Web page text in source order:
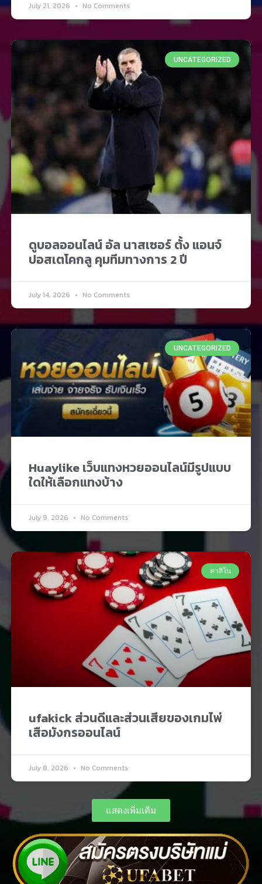
July 21, 2026 No Comments
UNCATEGORIZED
ดูบอลออนไลน์ อัล นาสเซอร์ ตั้ง แอนจ์
ปอสเตโคกลู คุมทีมทางการ 2 ปี
July 14, 2026 No Comments
UNCATEGORIZED
Huaylike เว็บแทงหวยออนไลน์มีรูปแบบ
ใดให้เลือกแทงบ้าง
July 9, 2026 No Comments
คาสิโน
ufakick ส่วนดีและส่วนเสียของเกมไพ่
เสือมังกรออนไลน์
July 8, 2026 No Comments
แสดงเพิ่มเติม